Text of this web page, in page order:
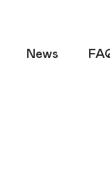
News